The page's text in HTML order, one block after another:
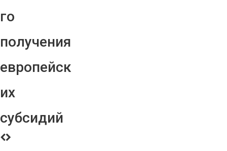
го
получения
европейск
их
субсидий